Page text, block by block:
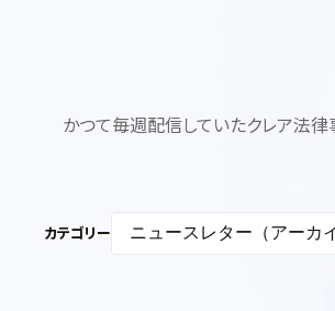
かつて毎週配信していたクレア法律
カテゴリー